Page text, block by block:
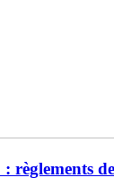
règlements